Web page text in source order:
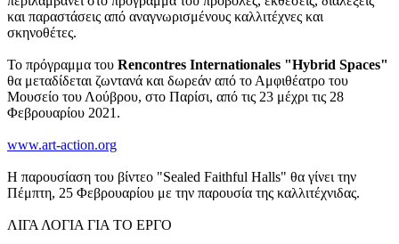
και παραστάσεις από αναγνωρισμένους καλλιτέχνες και
σκηνοθέτες.
Το πρόγραμμα του Rencontres Internationales "Hybrid Spaces"
θα μεταδίδεται ζωντανά και δωρεάν από το Αμφιθέατρο του
Μουσείο του Λούβρου, στο Παρίσι, από τις 23 μέχρι τις 28
Φεβρουαρίου 2021.
www.art-action.org
Η παρουσίαση του βίντεο "Sealed Faithful Halls" θα γίνει την
Πέμπτη, 25 Φεβρουαρίου με την παρουσία της καλλιτέχνιδας.
ΛΙΓΑ ΛΟΓΙΑ ΓΙΑ ΤΟ ΕΡΓΟ